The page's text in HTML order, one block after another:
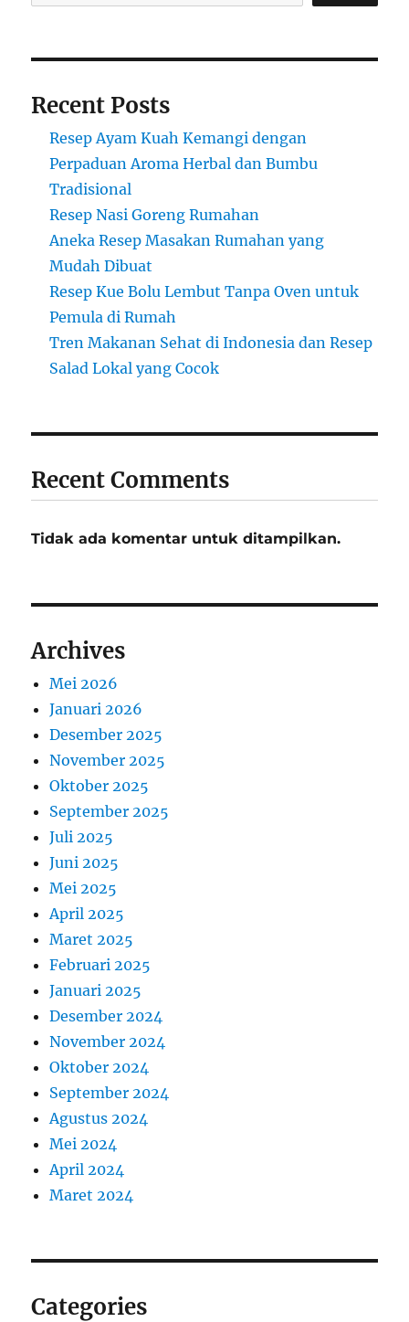
Recent Posts
Resep Ayam Kuah Kemangi dengan
Perpaduan Aroma Herbal dan Bumbu
Tradisional
Resep Nasi Goreng Rumahan
Aneka Resep Masakan Rumahan yang
Mudah Dibuat
Resep Kue Bolu Lembut Tanpa Oven untuk
Pemula di Rumah
Tren Makanan Sehat di Indonesia dan Resep
Salad Lokal yang Cocok
Recent Comments
Tidak ada komentar untuk ditampilkan.
Archives
Mei 2026
Januari 2026
Desember 2025
November 2025
Oktober 2025
September 2025
Juli 2025
Juni 2025
Mei 2025
April 2025
Maret 2025
Februari 2025
Januari 2025
Desember 2024
November 2024
Oktober 2024
September 2024
Agustus 2024
Mei 2024
April 2024
Maret 2024
Categories